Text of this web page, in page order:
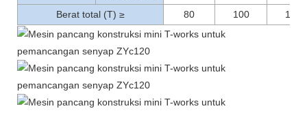
Berat total (T) ≥ 80 100 120